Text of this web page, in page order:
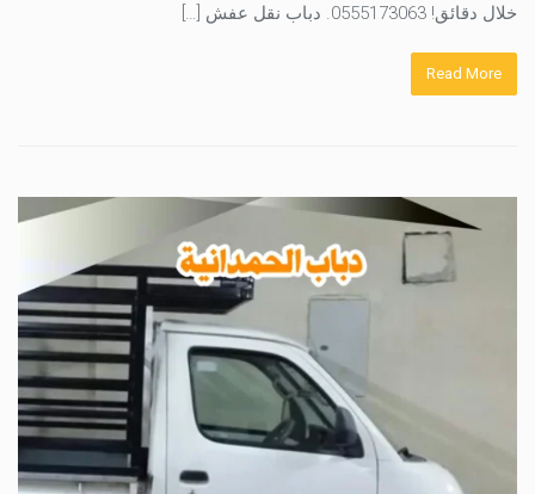
خلال دقائق! 0555173063. دباب نقل عفش […]
Read More